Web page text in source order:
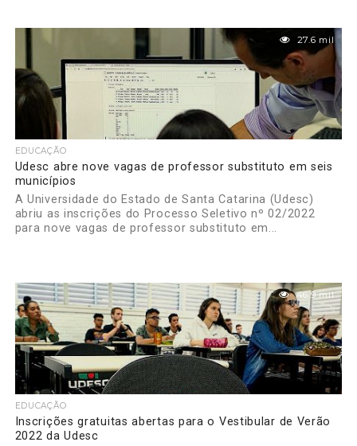
27.6 mil
EDUCAÇÃO
Udesc abre nove vagas de professor substituto em seis
municípios
A Universidade do Estado de Santa Catarina (Udesc)
abriu as inscrições do Processo Seletivo nº 02/2022
para nove vagas de professor substituto em...
46.9 mil
EDUCAÇÃO
Inscrições gratuitas abertas para o Vestibular de Verão
2022 da Udesc